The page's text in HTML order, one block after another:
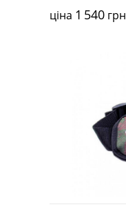
ціна 1 540 грн